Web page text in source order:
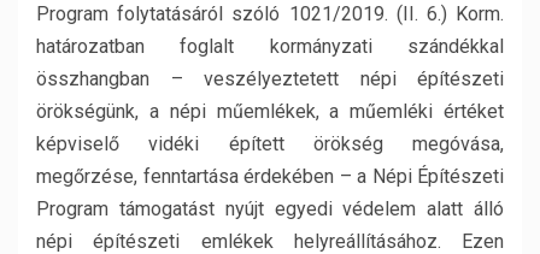
Program folytatásáról szóló 1021/2019. (II. 6.) Korm.
határozatban foglalt kormányzati szándékkal
összhangban – veszélyeztetett népi építészeti
örökségünk, a népi műemlékek, a műemléki értéket
képviselő vidéki épített örökség megóvása,
megőrzése, fenntartása érdekében – a Népi Építészeti
Program támogatást nyújt egyedi védelem alatt álló
népi építészeti emlékek helyreállításához. Ezen